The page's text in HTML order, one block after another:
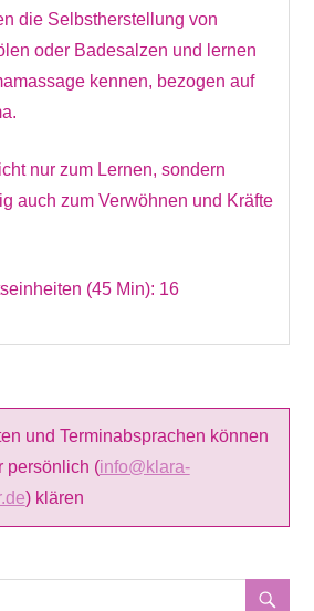
die Selbstherstellung von
oder Badesalzen und lernen
kennen, bezogen auf
nur zum Lernen, sondern
auch zum Verwöhnen und Kräfte
(45 Min): 16
und Terminabsprachen können
persönlich (info@klara-
) klären